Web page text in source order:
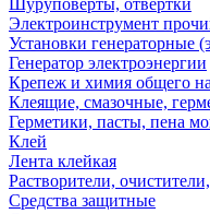
Шуруповерты, отвертки
Электроинструмент
Установки генераторные
Генератор электроэнергии
Крепеж и химия общего
Клеящие, смазочные,
Герметики, пасты, пена
Клей
Лента клейкая
Растворители,
Средства защитные